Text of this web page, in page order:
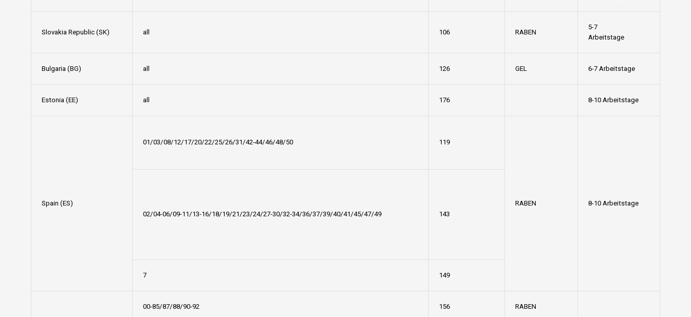
Slovakia Republic (SK) all 106 RABEN
5-7
Arbeitstage
Bulgaria (BG) all 126 GEL 6-7 Arbeitstage
Estonia (EE) all 176 8-10 Arbeitstage
Spain (ES)
01/03/08/12/17/20/22/25/26/31/42-44/46/48/50 119
RABEN
8-10 Arbeitstage
02/04-06/09-11/13-16/18/19/21/23/24/27-30/32-34/36/37/39/40/41/45/47/49
143
7 149
00-85/87/88/90-92 156
RABEN